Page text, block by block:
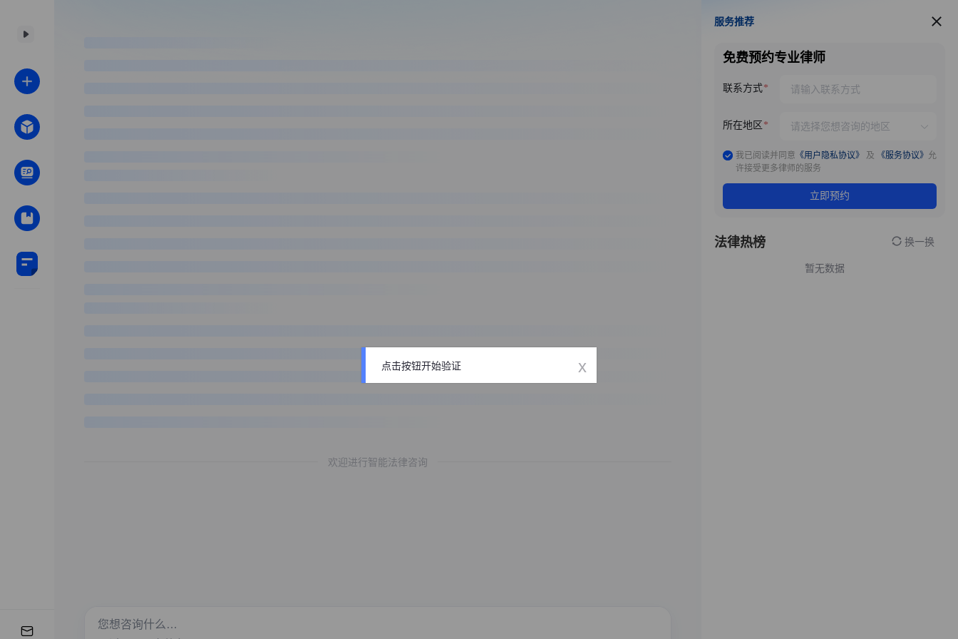
欢迎进行智能法律咨询
服务推荐
服务推荐
免费预约专业律师
联系方式
所在地区
我已阅读并同意 《用户隐私协议》 及 《服务协议》 允
许接受更多律师的服务
立即预约
法律热榜 换一换
暂无数据
点击按钮开始验证 x